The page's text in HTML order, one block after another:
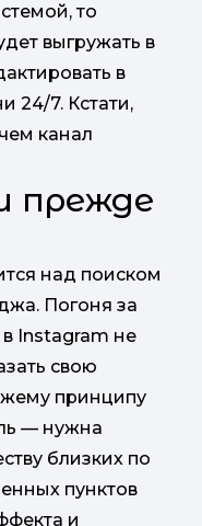
то
выгружать в
в
24/7. Кстати,
канал
прежде
над поиском
Погоня за
Instagram не
свою
принципу
— нужна
близких по
пунктов
и